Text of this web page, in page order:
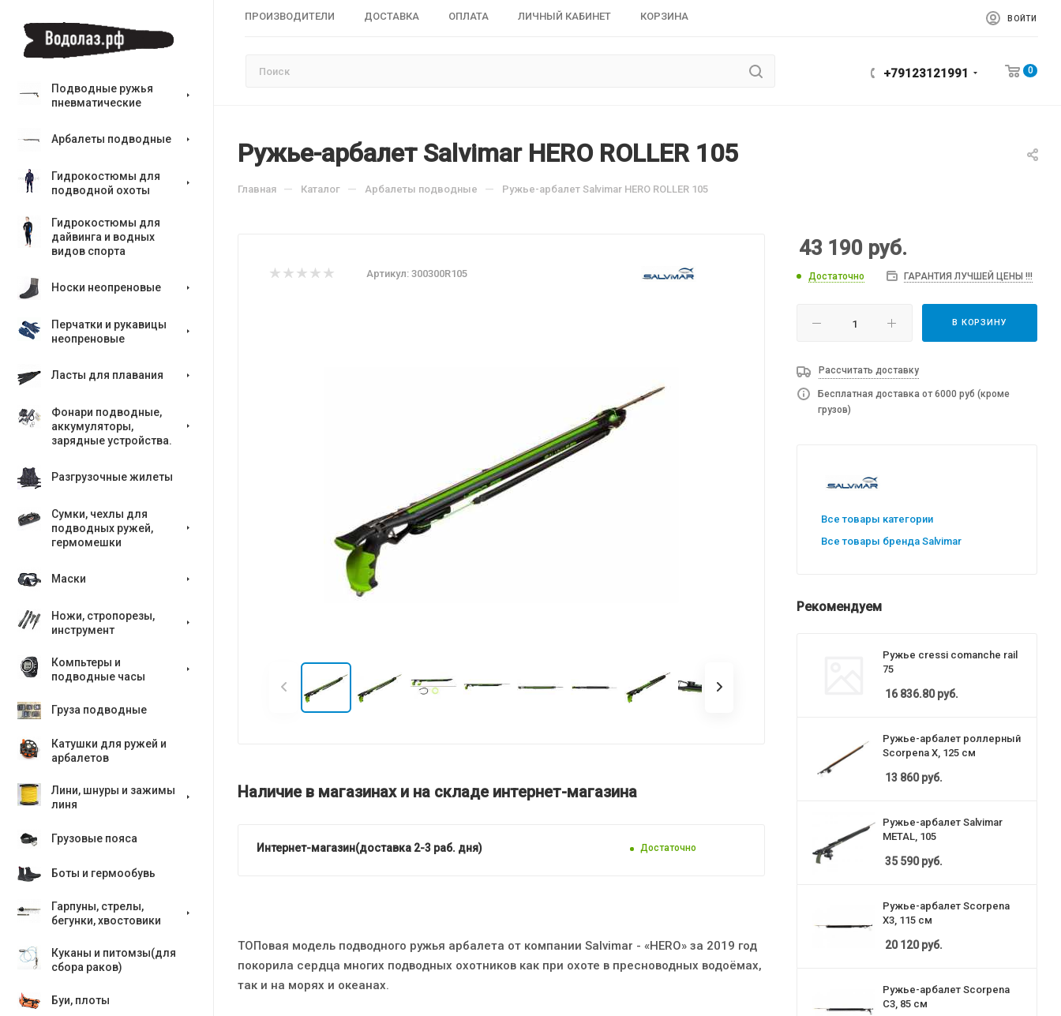
ПРОИЗВОДИТЕЛИ ДОСТАВКА ОПЛАТА ЛИЧНЫЙ КАБИНЕТ КОРЗИНА ВОЙТИ
+79123121991 0
Подводные ружья
пневматические
Арбалеты подводные
Гидрокостюмы для
подводной охоты
Гидрокостюмы для
дайвинга и водных
видов спорта
Носки неопреновые
Перчатки и рукавицы
неопреновые
Ласты для плавания
Фонари подводные,
аккумуляторы,
зарядные устройства.
Разгрузочные жилеты
Сумки, чехлы для
подводных ружей,
гермомешки
Маски
Ножи, стропорезы,
инструмент
Компьтеры и
подводные часы
Груза подводные
Катушки для ружей и
арбалетов
Лини, шнуры и зажимы
линя
Грузовые пояса
Боты и гермообувь
Гарпуны, стрелы,
бегунки, хвостовики
Куканы и питомзы(для
сбора раков)
Буи, плоты
Ружье-арбалет Salvimar HERO ROLLER 105
Главная — Каталог — Арбалеты подводные — Ружье-арбалет Salvimar HERO ROLLER 105
Артикул: 300300R105
Наличие в магазинах и на складе интернет-магазина
Интернет-магазин(доставка 2-3 раб. дня) Достаточно
ТОПовая модель подводного ружья арбалета от компании Salvimar - «HERO» за 2019 год
покорила сердца многих подводных охотников как при охоте в пресноводных водоёмах,
так и на морях и океанах.
43 190 руб.
Достаточно ГАРАНТИЯ ЛУЧШЕЙ ЦЕНЫ !!!
В КОРЗИНУ
Рассчитать доставку
Бесплатная доставка от 6000 руб (кроме
грузов)
Все товары категории
Все товары бренда Salvimar
Рекомендуем
Ружье cressi comanche rail
75
16 836.80руб.
Ружье-арбалет роллерный
Scorpena X, 125 см
13 860руб.
Ружье-арбалет Salvimar
METAL, 105
35 590руб.
Ружье-арбалет Scorpena
X3, 115 см
20 120руб.
Ружье-арбалет Scorpena
C3, 85 см